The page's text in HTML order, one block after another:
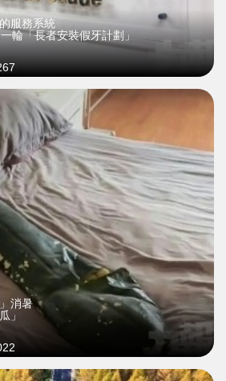
服務系統
輪「長者安裝假牙計劃」
消暑
」